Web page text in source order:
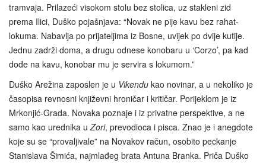
tramvaja. Prilazeći visokom stolu bez stolica, uz stakleni zid
prema Ilici, Duško pojašnjava: “Novak ne pije kavu bez rahat-
lokuma. Nabavlja po prijateljima iz Bosne, uvijek po dvije kutije.
Jednu zadrži doma, a drugu odnese konobaru u ‘Corzo’, pa kad
dođe na kavu, konobar mu je servira s lokumom.”
Duško Arežina zaposlen je u Vikendu kao novinar, a u nekoliko je
časopisa revnosni književni hroničar i kritičar. Porijeklom je iz
Mrkonjić-Grada. Novaka poznaje i iz privatne perspektive, a ne
samo kao urednika uZori, prevodioca i pisca. Znao je i anegdote
koje su se “provaljivale” na Novakov račun, osobito peckanje
Stanislava Šimića, najmlađeg brata Antuna Branka. Priča Duško